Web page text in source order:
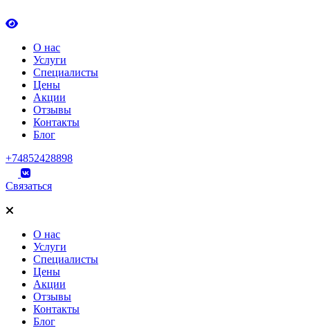
О нас
Услуги
Специалисты
Цены
Акции
Отзывы
Контакты
Блог
+74852428898
Связаться
О нас
Услуги
Специалисты
Цены
Акции
Отзывы
Контакты
Блог